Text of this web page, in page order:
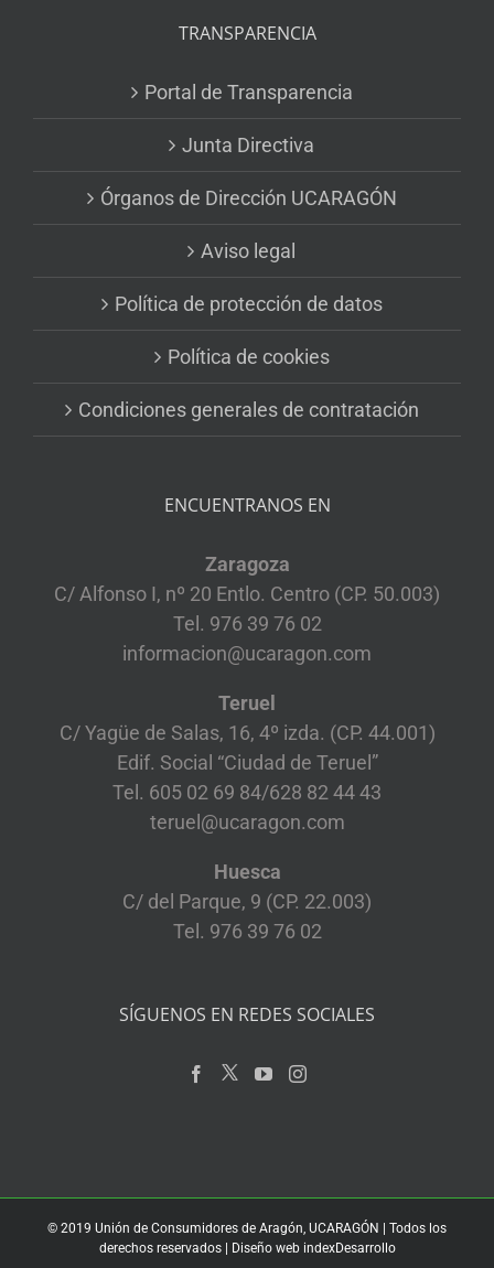
TRANSPARENCIA
Portal de Transparencia
Junta Directiva
Órganos de Dirección UCARAGÓN
Aviso legal
Política de protección de datos
Política de cookies
Condiciones generales de contratación
ENCUENTRANOS EN
Zaragoza
C/ Alfonso I, nº 20 Entlo. Centro (CP. 50.003)
Tel. 976 39 76 02
informacion@ucaragon.com
Teruel
C/ Yagüe de Salas, 16, 4º izda. (CP. 44.001)
Edif. Social “Ciudad de Teruel”
Tel. 605 02 69 84/628 82 44 43
teruel@ucaragon.com
Huesca
C/ del Parque, 9 (CP. 22.003)
Tel. 976 39 76 02
SÍGUENOS EN REDES SOCIALES
© 2019 Unión de Consumidores de Aragón, UCARAGÓN | Todos los
derechos reservados | Diseño web indexDesarrollo